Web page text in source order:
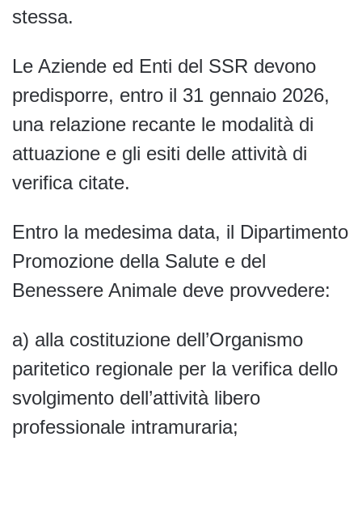
stessa.
Le Aziende ed Enti del SSR devono
predisporre, entro il 31 gennaio 2026,
una relazione recante le modalità di
attuazione e gli esiti delle attività di
verifica citate.
Entro la medesima data, il Dipartimento
Promozione della Salute e del
Benessere Animale deve provvedere:
a) alla costituzione dell’Organismo
paritetico regionale per la verifica dello
svolgimento dell’attività libero
professionale intramuraria;